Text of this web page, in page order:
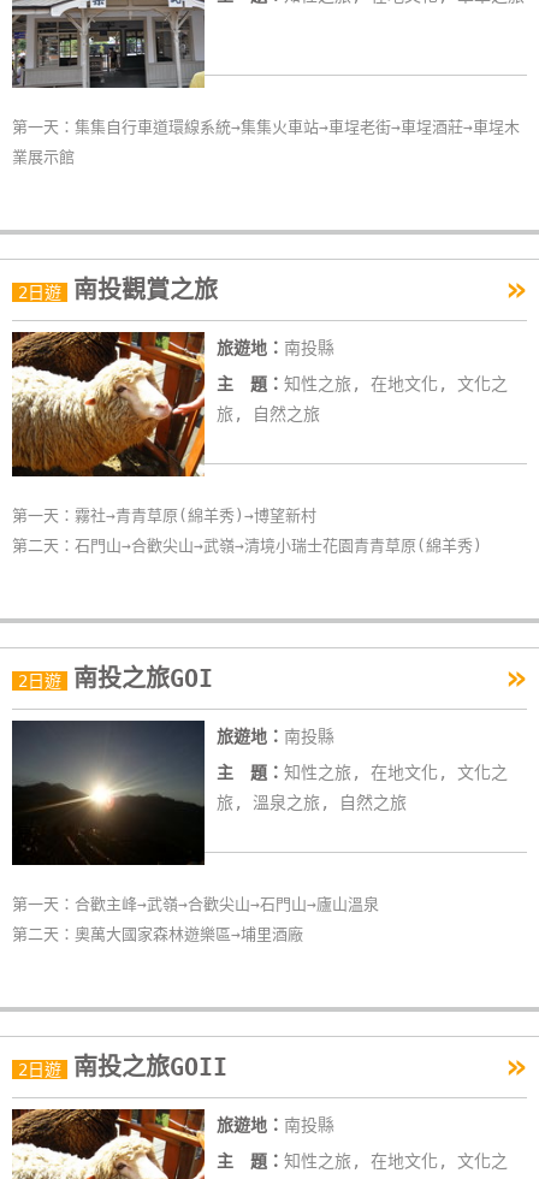
第一天：集集自行車道環線系統→集集火車站→車埕老街→車埕酒莊→車埕木
業展示館
2日遊 南投觀賞之旅 »
旅遊地： 南投縣
主 題： 知性之旅, 在地文化, 文化之
旅, 自然之旅
第一天：霧社→青青草原(綿羊秀)→博望新村
第二天：石門山→合歡尖山→武嶺→清境小瑞士花園青青草原(綿羊秀)
2日遊 南投之旅GOI »
旅遊地： 南投縣
主 題： 知性之旅, 在地文化, 文化之
旅, 溫泉之旅, 自然之旅
第一天：合歡主峰→武嶺→合歡尖山→石門山→廬山溫泉
第二天：奧萬大國家森林遊樂區→埔里酒廠
2日遊 南投之旅GOII »
旅遊地： 南投縣
主 題： 知性之旅, 在地文化, 文化之